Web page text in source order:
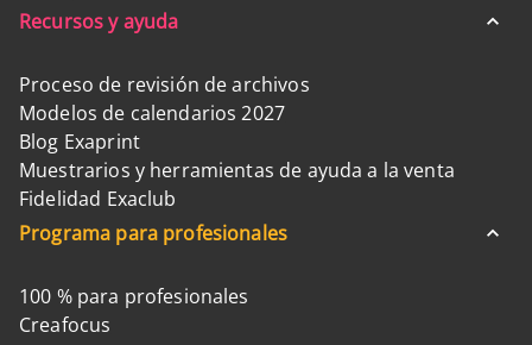
Recursos y ayuda
Proceso de revisión de archivos
Modelos de calendarios 2027
Blog Exaprint
Muestrarios y herramientas de ayuda a la venta
Fidelidad Exaclub
Programa para profesionales
100 % para profesionales
Creafocus